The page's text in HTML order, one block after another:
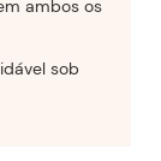
ambos os
sob